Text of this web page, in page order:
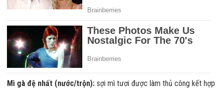
Mì gà đệ nhất (nước/trộn): sợi mì tươi được làm thủ công kết hợp